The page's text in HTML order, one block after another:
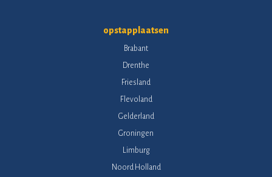
opstapplaatsen
Brabant
Drenthe
Friesland
Flevoland
Gelderland
Groningen
Limburg
Noord Holland